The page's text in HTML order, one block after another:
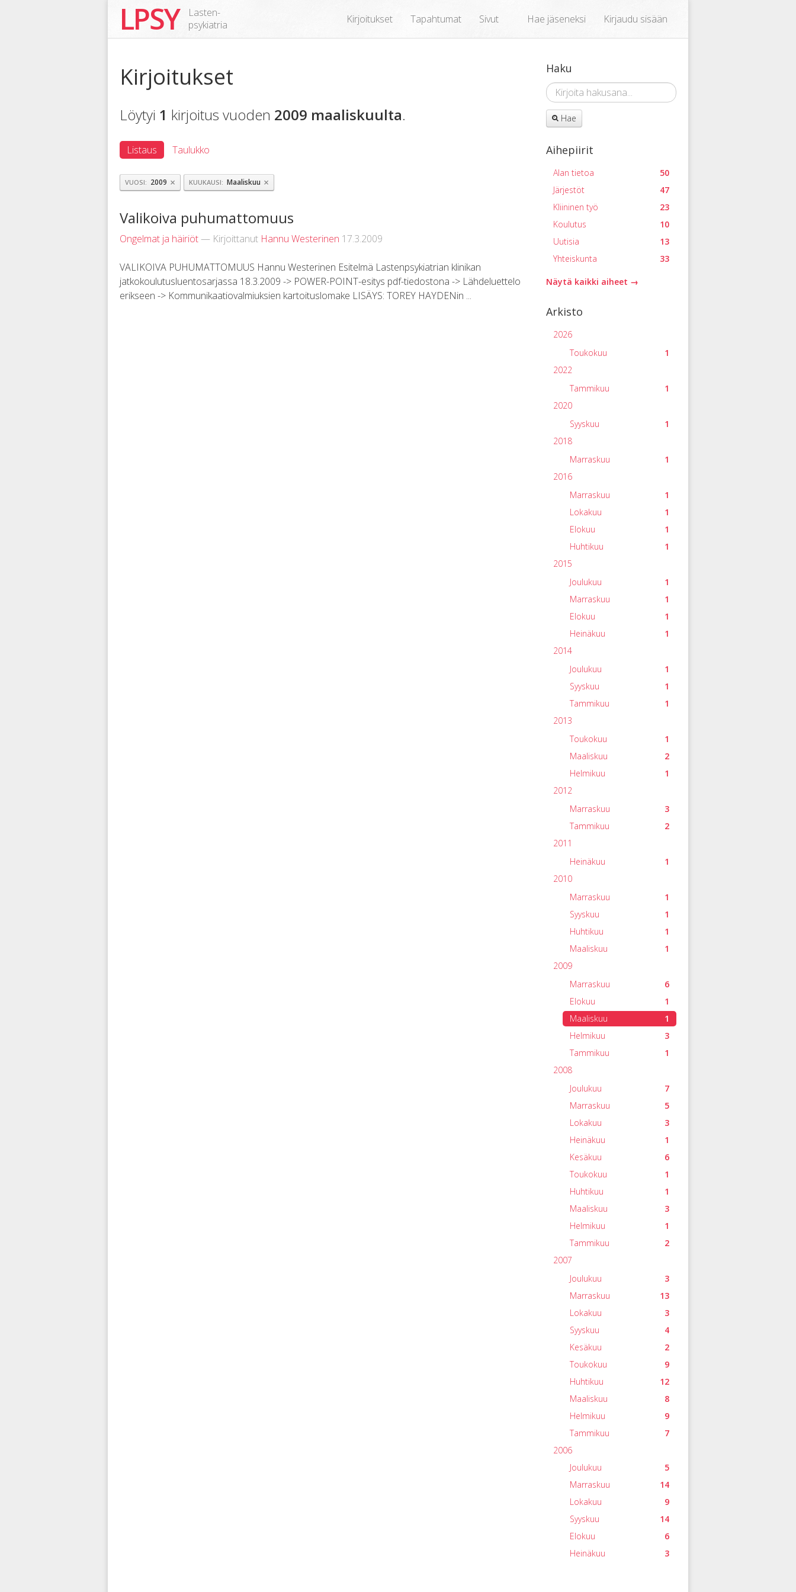
LPSY
Lasten-
psykiatria
Kirjoitukset Tapahtumat Sivut Hae jäseneksi Kirjaudu sisään
Kirjoitukset
Löytyi 1 kirjoitus vuoden 2009 maaliskuulta.
Listaus Taulukko
VUOSI 2009 × KUUKAUSI Maaliskuu ×
Valikoiva puhumattomuus
Ongelmat ja häiriöt— Kirjoittanut Hannu Westerinen 17.3.2009
VALIKOIVA PUHUMATTOMUUS Hannu Westerinen Esitelmä Lastenpsykiatrian klinikan
jatkokoulutusluentosarjassa 18.3.2009 -> POWER-POINT-esitys pdf-tiedostona -> Lähdeluettelo
erikseen -> Kommunikaatiovalmiuksien kartoituslomake LISÄYS: TOREY HAYDENin ...
Haku
Hae
Aihepiirit
50
Alan tietoa
47
Järjestöt
23
Kliininen työ
10
Koulutus
13
Uutisia
33
Yhteiskunta
Näytä kaikki aiheet →
Arkisto
2026
1
Toukokuu
2022
1
Tammikuu
2020
1
Syyskuu
2018
1
Marraskuu
2016
1
Marraskuu
1
Lokakuu
1
Elokuu
1
Huhtikuu
2015
1
Joulukuu
1
Marraskuu
1
Elokuu
1
Heinäkuu
2014
1
Joulukuu
1
Syyskuu
1
Tammikuu
2013
1
Toukokuu
2
Maaliskuu
1
Helmikuu
2012
3
Marraskuu
2
Tammikuu
2011
1
Heinäkuu
2010
1
Marraskuu
1
Syyskuu
1
Huhtikuu
1
Maaliskuu
2009
6
Marraskuu
1
Elokuu
1
Maaliskuu
3
Helmikuu
1
Tammikuu
2008
7
Joulukuu
5
Marraskuu
3
Lokakuu
1
Heinäkuu
6
Kesäkuu
1
Toukokuu
1
Huhtikuu
3
Maaliskuu
1
Helmikuu
2
Tammikuu
2007
3
Joulukuu
13
Marraskuu
3
Lokakuu
4
Syyskuu
2
Kesäkuu
9
Toukokuu
12
Huhtikuu
8
Maaliskuu
9
Helmikuu
7
Tammikuu
2006
5
Joulukuu
14
Marraskuu
9
Lokakuu
14
Syyskuu
6
Elokuu
3
Heinäkuu